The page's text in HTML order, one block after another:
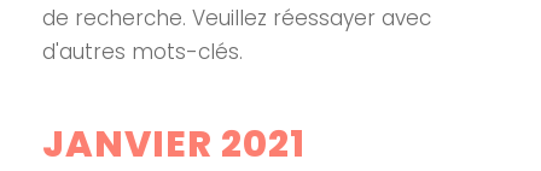
de recherche. Veuillez réessayer avec
d'autres mots-clés.
JANVIER 2021